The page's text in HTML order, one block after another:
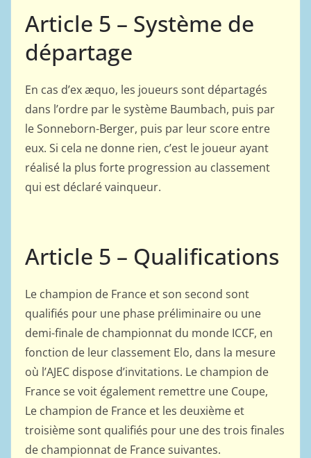
Article 5 – Système de
départage
En cas d’ex æquo, les joueurs sont départagés
dans l’ordre par le système Baumbach, puis par
le Sonneborn-Berger, puis par leur score entre
eux. Si cela ne donne rien, c’est le joueur ayant
réalisé la plus forte progression au classement
qui est déclaré vainqueur.
Article 5 – Qualifications
Le champion de France et son second sont
qualifiés pour une phase préliminaire ou une
demi-finale de championnat du monde ICCF, en
fonction de leur classement Elo, dans la mesure
où l’AJEC dispose d’invitations. Le champion de
France se voit également remettre une Coupe,
Le champion de France et les deuxième et
troisième sont qualifiés pour une des trois finales
de championnat de France suivantes.